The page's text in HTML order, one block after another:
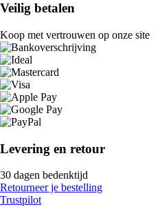
Veilig betalen
Koop met vertrouwen op onze site
Levering en retour
30 dagen bedenktijd
Retourneer je bestelling
Trustpilot